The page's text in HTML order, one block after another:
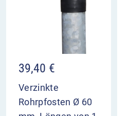
39,40 €
Verzinkte
Rohrpfosten Ø 60